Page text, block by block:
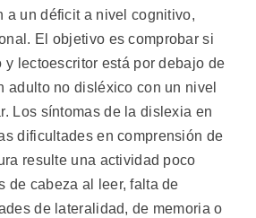
a un déficit a nivel cognitivo,
El objetivo es comprobar si
lectoescritor está por debajo de
adulto no disléxico con un nivel
Los síntomas de la dislexia en
dificultades en comprensión de
resulte una actividad poco
de cabeza al leer, falta de
de lateralidad, de memoria o